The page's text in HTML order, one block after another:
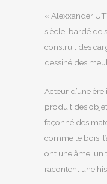
« Alexxander
siècle, bardé de
construit des
dessiné des
Acteur d’une
produit des
façonné des
comme le bois,
ont une âme, un
racontent une